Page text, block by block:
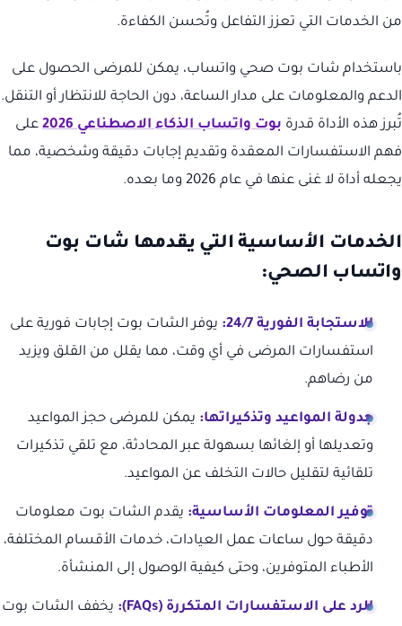
من الخدمات التي تعزز التفاعل وتُحسن الكفاءة.
باستخدام شات بوت صحي واتساب، يمكن للمرضى الحصول على
الدعم والمعلومات على مدار الساعة، دون الحاجة للانتظار أو التنقل.
تُبرز هذه الأداة قدرة بوت واتساب الذكاء الاصطناعي 2026
على
فهم الاستفسارات المعقدة وتقديم إجابات دقيقة وشخصية، مما
يجعله أداة لا غنى عنها في عام 2026 وما بعده.
الخدمات الأساسية التي يقدمها شات بوت
واتساب الصحي:
الاستجابة الفورية 24/7:
يوفر الشات بوت إجابات فورية على
استفسارات المرضى في أي وقت، مما يقلل من القلق ويزيد
من رضاهم.
جدولة المواعيد وتذكيراتها: يمكن للمرضى حجز المواعيد
وتعديلها أو إلغائها بسهولة عبر المحادثة، مع تلقي تذكيرات
تلقائية لتقليل حالات التخلف عن المواعيد.
توفير المعلومات الأساسية: يقدم الشات بوت معلومات
دقيقة حول ساعات عمل العيادات، خدمات الأقسام المختلفة،
الأطباء المتوفرين، وحتى كيفية الوصول إلى المنشأة.
الرد على الاستفسارات المتكررة (FAQs):
يخفف الشات بوت